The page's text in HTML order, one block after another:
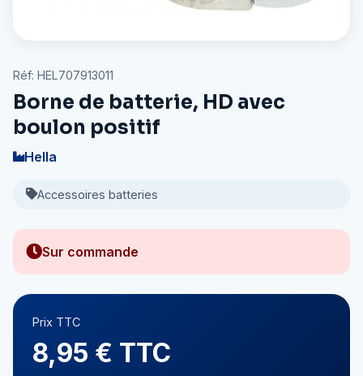
Réf: HEL707913011
Borne de batterie, HD avec
boulon positif
Hella
Accessoires batteries
Sur commande
Prix TTC
8,95 € TTC